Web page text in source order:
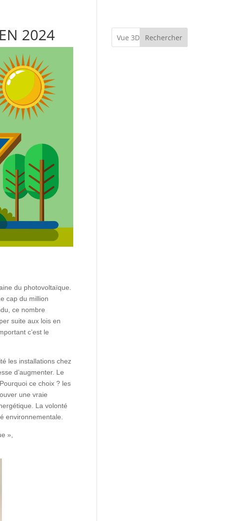
2024
du photovoltaïque.
cap du million
ce nombre
suite aux lois en
c’est le
les installations chez
d’augmenter. Le
ce choix ? les
une vraie
La volonté
environnementale.
»,
Rechercher